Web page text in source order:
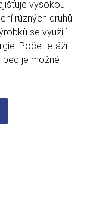
vysokou
různých druhů
se využijí
Počet etáží
pec je možné